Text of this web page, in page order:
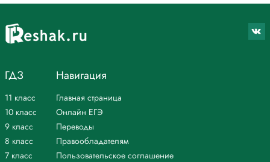
ГДЗ
11 класс
10 класс
9 класс
8 класс
7 класс
Навигация
Главная страница
Онлайн ЕГЭ
Переводы
Правообладателям
Пользовательское соглашение